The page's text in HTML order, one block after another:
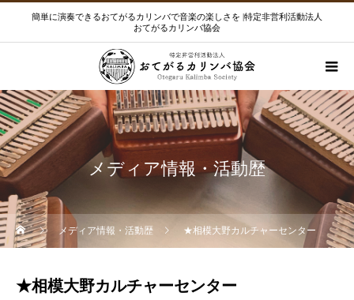
簡単に演奏できるおてがるカリンバで音楽の楽しさを |特定非営利活動法人
おてがるカリンバ協会
メディア情報・活動歴
メディア情報・活動歴 ★相模大野カルチャーセンター
★相模大野カルチャーセンター